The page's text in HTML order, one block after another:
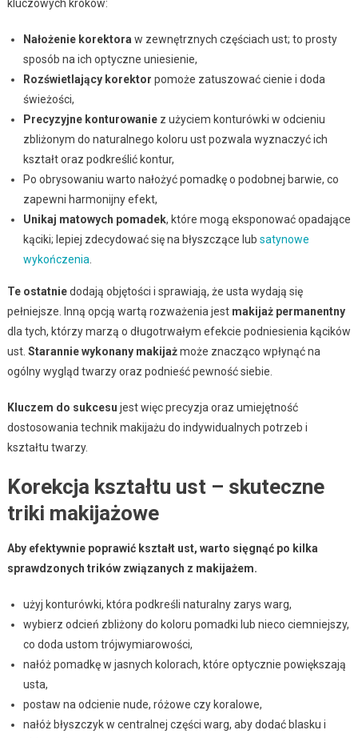
kluczowych kroków:
Nałożenie korektora w zewnętrznych częściach ust; to prosty
sposób na ich optyczne uniesienie,
Rozświetlający korektor pomoże zatuszować cienie i doda
świeżości,
Precyzyjne konturowaniez użyciem konturówki w odcieniu
zbliżonym do naturalnego koloru ust pozwala wyznaczyć ich
kształt oraz podkreślić kontur,
Po obrysowaniu warto nałożyć pomadkę o podobnej barwie, co
zapewni harmonijny efekt,
Unikaj matowych pomadek, które mogą eksponować opadające
kąciki; lepiej zdecydować się na błyszczące lub satynowe
wykończenia
Te ostatniedodają objętości i sprawiają, że usta wydają się
pełniejsze. Inną opcją wartą rozważenia jest makijaż permanentny
dla tych, którzy marzą o długotrwałym efekcie podniesienia kącików
ust. Starannie wykonany makijażmoże znacząco wpłynąć na
ogólny wygląd twarzy oraz podnieść pewność siebie.
Kluczem do sukcesu jest więc precyzja oraz umiejętność
dostosowania technik makijażu do indywidualnych potrzeb i
kształtu twarzy.
Korekcja kształtu ust – skuteczne
triki makijażowe
Aby efektywnie poprawić kształt ust, warto sięgnąć po kilka
sprawdzonych trików związanych z makijażem.
użyj konturówki, która podkreśli naturalny zarys warg,
wybierz odcień zbliżony do koloru pomadki lub nieco ciemniejszy,
co doda ustom trójwymiarowości,
nałóż pomadkę w jasnych kolorach, które optycznie powiększają
usta,
postaw na odcienie nude, różowe czy koralowe,
nałóż błyszczyk w centralnej części warg, aby dodać blasku i